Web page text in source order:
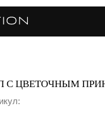
С ЦВЕТОЧНЫМ